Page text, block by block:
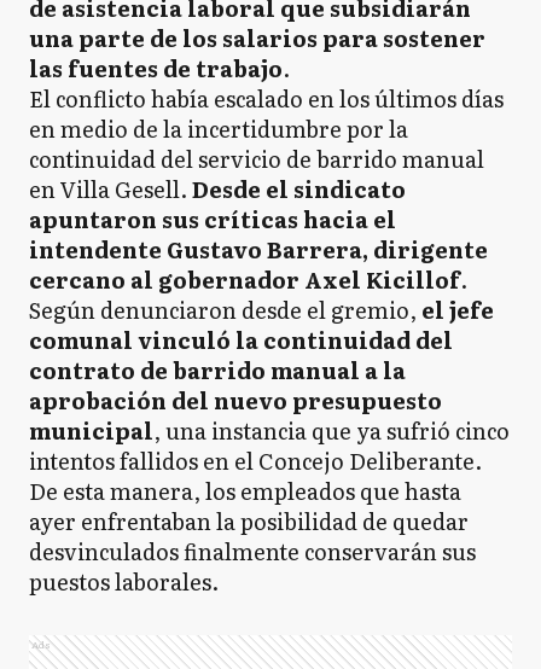
de asistencia laboral que subsidiarán
una parte de los salarios para sostener
las fuentes de trabajo.
El conflicto había escalado en los últimos días
en medio de la incertidumbre por la
continuidad del servicio de barrido manual
en Villa Gesell.Desde el sindicato
apuntaron sus críticas hacia el
intendente Gustavo Barrera, dirigente
cercano al gobernador Axel Kicillof.
Según denunciaron desde el gremio, el jefe
comunal vinculó la continuidad del
contrato de barrido manual a la
aprobación del nuevo presupuesto
municipal, una instancia que ya sufrió cinco
intentos fallidos en el Concejo Deliberante.
De esta manera, los empleados que hasta
ayer enfrentaban la posibilidad de quedar
desvinculados finalmente conservarán sus
puestos laborales.
Ads